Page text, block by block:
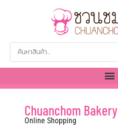
Chuanchom Bakery
Online Shopping